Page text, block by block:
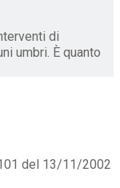
di
umbri. È quanto
del 13/11/2002